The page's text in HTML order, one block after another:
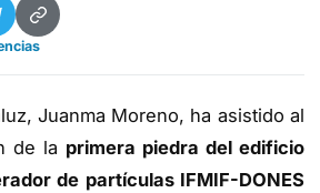
Juanma Moreno, ha asistido al
de la primera piedra del edificio
de partículas IFMIF-DONES